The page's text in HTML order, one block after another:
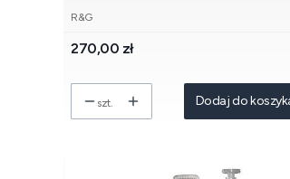
PRODUCENT
R&G
Cena
270,00 zł
szt. Dodaj do